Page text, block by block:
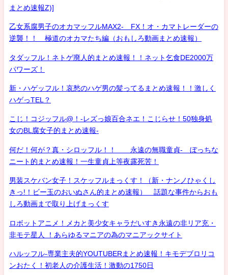
まとめ速報Z)]
乙女系腐男子のオカマッフルMAX2- FX！オ・カマトレーダーの
逆襲！！ 極道のオカマたち編（おもしろ動画まとめ速報）
タダッフル！ネトゲ廃人的まとめ速報！！ネット乞食DE2000万
パワーズ！
新・ハゲッフル！哀愁のハゲ男の髪ってるまとめ速報！！激しく
ハゲっTEL？
こじ！コジッフル@！-レズっ娘百合ネエ！こじらせ！50独身処
女のBL腐女子的まとめ速報-
何だ！何が？真・シロッフル！！ 永遠の無職童貞- ぼっちな
ニート的まとめ速報！一生童貞上等夜露死苦！
男装スケバン女子！スケッフルまっくす！（新・ナンノひゃくし
きっ!！ビー玉のおいぬさん的まとめ速報） 話題な事件からおも
しろ動画まで取り上げまっくす
ロボットアニメ！メカと美少女キャラだいすき永遠の非リア充・
非モテ星人 ！あらゆるマニアの為のマニアックサイト
ハルッフル-専業主夫的YOUTUBERまとめ速報！キモデブロリコ
ンおたく！初老人の介護生活！激動の1750日